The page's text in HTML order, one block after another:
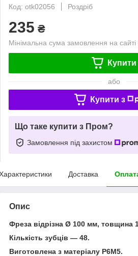
Код: otk02056
Роздріб
235 ₴
Мінімальна сума замовлення на
Купити
або
Купити з
Що таке купити з Пром?
Замовлення під захистом
Доставка
Опис
Фреза відрізна Ø 100 мм, товщина
Кількість зубців — 48.
Виготовлена з матеріалу Р6М5.